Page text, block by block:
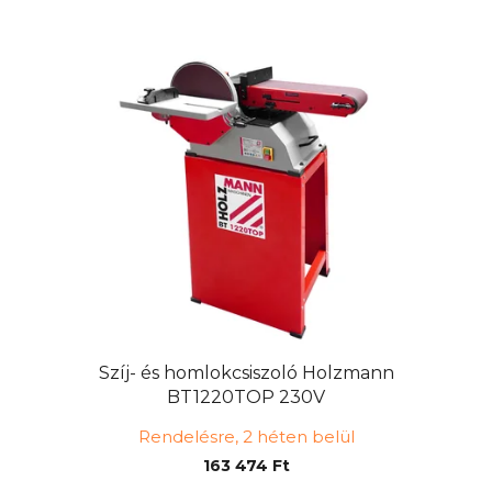
Szíj- és homlokcsiszoló Holzmann
BT1220TOP 230V
Rendelésre, 2 héten belül
163 474 Ft